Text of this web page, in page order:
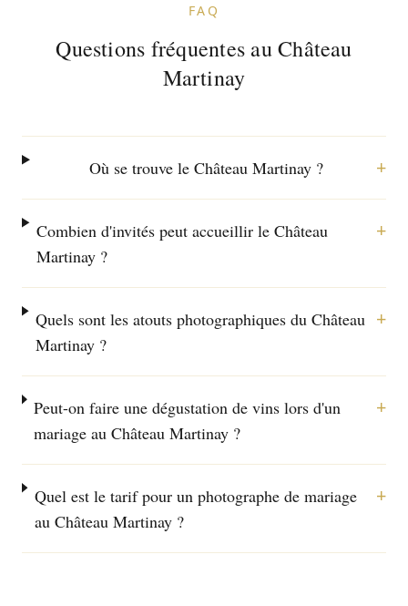
FAQ
Questions fréquentes au Château
Martinay
Où se trouve le Château Martinay ? +
Combien d'invités peut accueillir le Château
Martinay ?
+
Quels sont les atouts photographiques du Château
Martinay ?
+
Peut-on faire une dégustation de vins lors d'un
mariage au Château Martinay ?
+
Quel est le tarif pour un photographe de mariage
au Château Martinay ?
+